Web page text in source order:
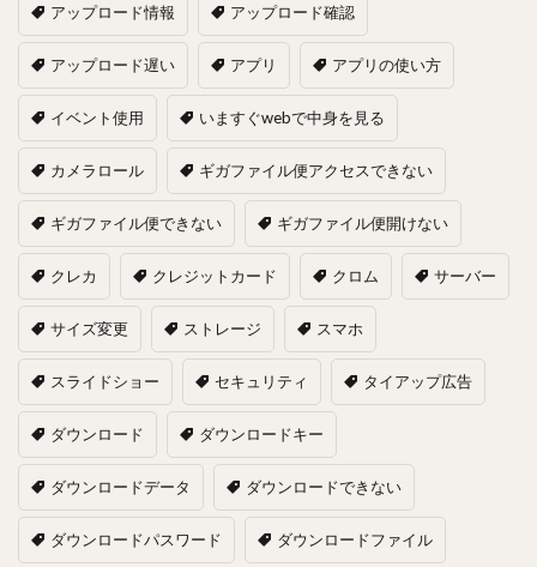
アップロード情報 アップロード確認
アップロード遅い アプリ アプリの使い方
イベント使用 いますぐwebで中身を見る
カメラロール ギガファイル便アクセスできない
ギガファイル便できない ギガファイル便開けない
クレカ クレジットカード クロム サーバー
サイズ変更 ストレージ スマホ
スライドショー セキュリティ タイアップ広告
ダウンロード ダウンロードキー
ダウンロードデータ ダウンロードできない
ダウンロードパスワード ダウンロードファイル